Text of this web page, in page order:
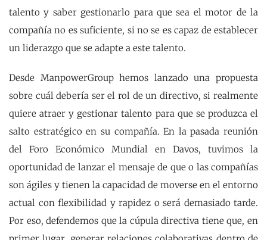
talento y saber gestionarlo para que sea el motor de la
compañía no es suficiente, si no se es capaz de establecer
un liderazgo que se adapte a este talento.
Desde ManpowerGroup hemos lanzado una propuesta
sobre cuál debería ser el rol de un directivo, si realmente
quiere atraer y gestionar talento para que se produzca el
salto estratégico en su compañía. En la pasada reunión
del Foro Económico Mundial en Davos, tuvimos la
oportunidad de lanzar el mensaje de que o las compañías
son ágiles y tienen la capacidad de moverse en el entorno
actual con flexibilidad y rapidez o será demasiado tarde.
Por eso, defendemos que la cúpula directiva tiene que, en